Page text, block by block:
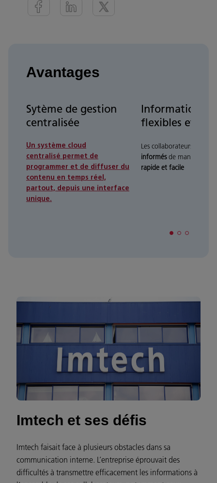
Avantages
Sytème de gestion
centralisée
Un système cloud
centralisé permet de
programmer et de diffuser du
contenu en temps réel,
partout, depuis une interface
unique.
Informations
flexibles et
Les collaborateurs et les
informésde manière
rapide et facile
Imtech et ses défis
Imtech faisait face à plusieurs obstacles dans sa
communication interne. L’entreprise éprouvait des
difficultés à transmettre efficacement les informations à